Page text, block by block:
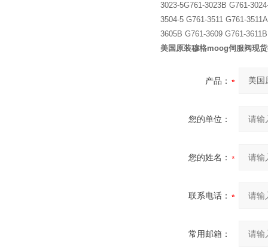
3023-5G761-3023B G761-
3504-5 G761-3511 G761-
3605B G761-3609 G761-
美国原装穆格moog伺服阀现
产品：
您的单位：
您的姓名：
联系电话：
常用邮箱：